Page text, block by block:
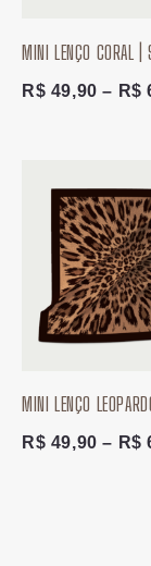
MINI LENÇO CORAL |
R$ 49,90 – R$
MINI LENÇO
R$ 49,90 – R$